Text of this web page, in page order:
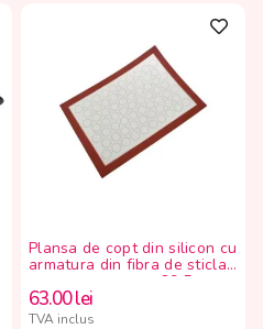
Plansa de copt din silicon cu
armatura din fibra de sticla
pentru macarons, 29.5 x
41.5 cm CQ
63.00lei
TVA inclus